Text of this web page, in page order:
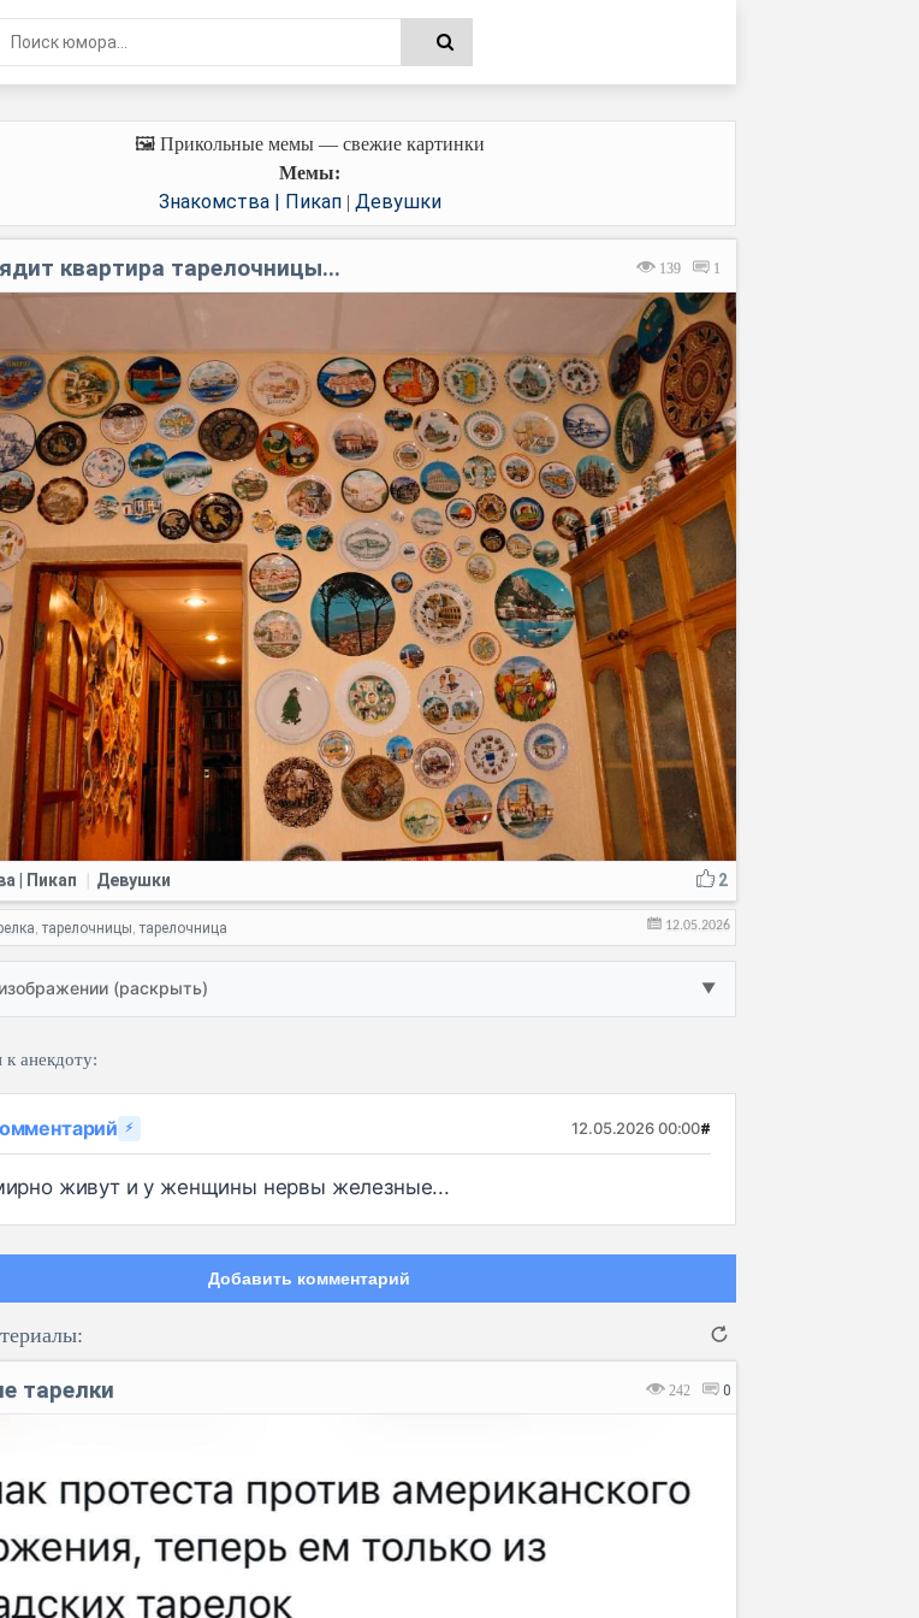
🖼️ Прикольные мемы — свежие картинки
Мемы:
Знакомства | Пикап | Девушки
139 1
квартира тарелочницы...
2
| Пикап Девушки
12.05.2026
,тарелочницы,тарелочница
(раскрыть) ▼
анекдоту:
⚡ 12.05.2026 00:00#
живут и у женщины нервы железные...
Добавить комментарий
Отмена Отправить
242 0
тарелки